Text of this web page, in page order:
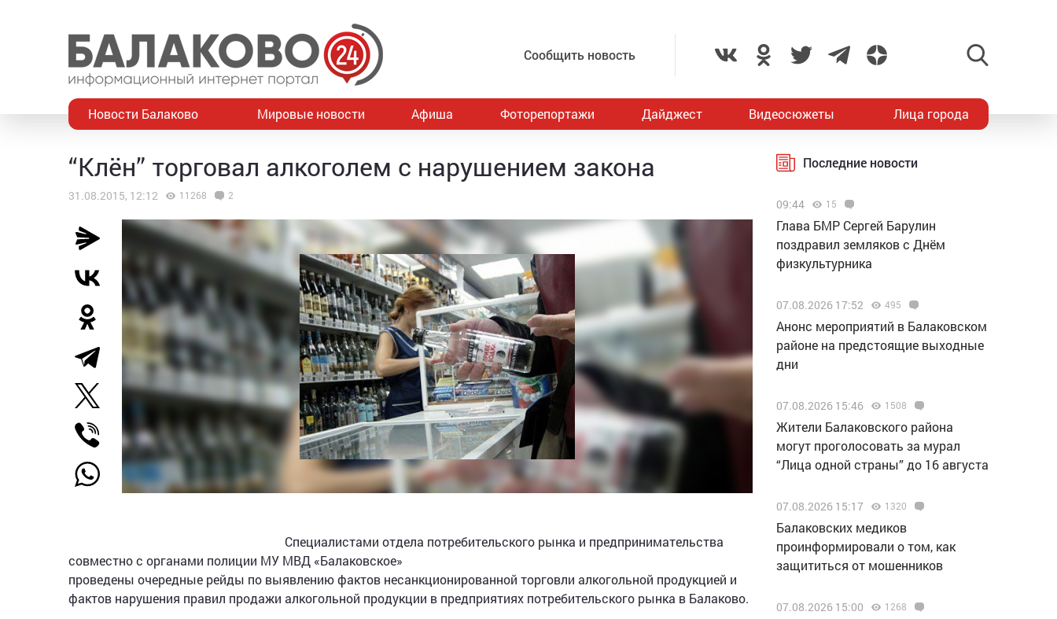
Сообщить новость
Новости Балаково Мировые новости Афиша Фоторепортажи Дайджест Видеосюжеты Лица города
“Клён” торговал алкоголем с нарушением закона
31.08.2015, 12:12 11268 2
Специалистами отдела потребительского рынка и предпринимательства
совместно с органами полиции МУ МВД «Балаковское»
проведены очередные рейды по выявлению фактов несанкционированной торговли алкогольной продукцией и
фактов нарушения правил продажи алкогольной продукции в предприятиях потребительского рынка в Балаково.
Последние новости
09:44 15
Глава БМР Сергей Барулин
поздравил земляков с Днём
физкультурника
07.08.2026 17:52 495
Анонс мероприятий в Балаковском
районе на предстоящие выходные
дни
07.08.2026 15:46 1508
Жители Балаковского района
могут проголосовать за мурал
“Лица одной страны” до 16 августа
07.08.2026 15:17 1320
Балаковских медиков
проинформировали о том, как
защититься от мошенников
07.08.2026 15:00 1268